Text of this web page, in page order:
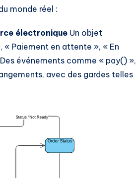
monde réel :
électronique Un objet
Paiement en attente », « En
événements comme « pay() »,
avec des gardes telles